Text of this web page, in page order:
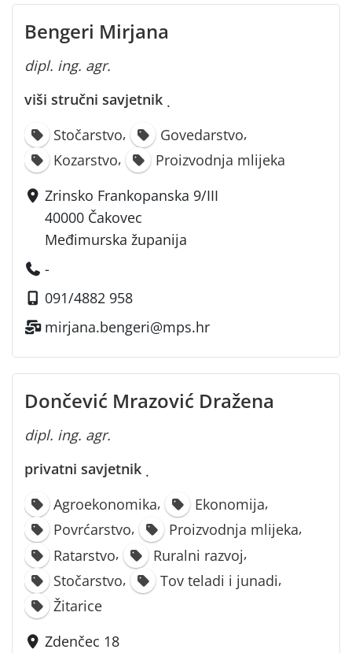
Bengeri Mirjana
dipl. ing. agr.
viši stručni savjetnik ·
Stočarstvo, Govedarstvo,
Kozarstvo,
Proizvodnja mlijeka
Zrinsko Frankopanska 9/III
40000 Čakovec
Međimurska županija
-
091/4882 958
mirjana.bengeri@mps.hr
Dončević Mrazović Dražena
dipl. ing. agr.
privatni savjetnik ·
Agroekonomika, Ekonomija,
Povrćarstvo, Proizvodnja mlijeka,
Ratarstvo, Ruralni razvoj,
Stočarstvo, Tov teladi i junadi,
Žitarice
Zdenčec 18